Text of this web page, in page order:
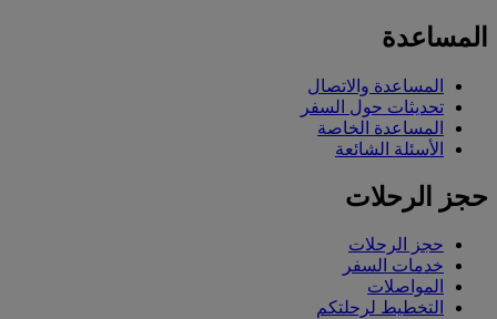
المساعدة
المساعدة والاتصال
تحديثات حول السفر
المساعدة الخاصة
الأسئلة الشائعة
حجز الرحلات
حجز الرحلات
خدمات السفر
المواصلات
التخطيط لرحلتكم